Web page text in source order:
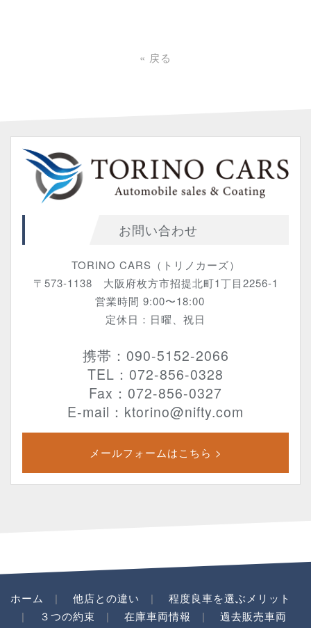
« 戻る
お問い合わせ
TORINO CARS（トリノカーズ）
〒573-1138 大阪府枚方市招提北町1丁目2256-1
営業時間 9:00〜18:00
定休日：日曜、祝日
携帯：090-5152-2066
TEL：072-856-0328
Fax：072-856-0327
E-mail：ktorino@nifty.com
メールフォームはこちら >
ホーム 他店との違い
程度良車を選ぶメリット
３つの約束
在庫車両情報
過去販売車両